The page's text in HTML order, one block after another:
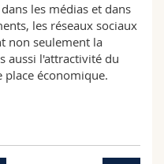
les médias et dans
les réseaux sociaux
non seulement la
aussi l'attractivité du
place économique.